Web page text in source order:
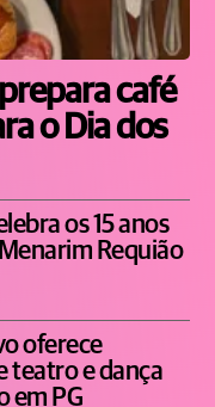
café
o Dia dos
os 15 anos
Requião
oferece
teatro e dança
em PG